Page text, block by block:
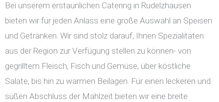
Bei unserem erstaunlichen Catering in Rudelzhausen
bieten wir für jeden Anlass eine große Auswahl an Speisen
und Getränken. Wir sind stolz darauf, Ihnen Spezialitäten
aus der Region zur Verfügung stellen zu können- von
gegrilltem Fleisch, Fisch und Gemüse, über köstliche
Salate, bis hin zu warmen Beilagen. Für einen leckeren und
süßen Abschluss der Mahlzeit bieten wir eine breite